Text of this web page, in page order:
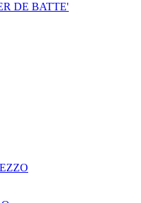
DE BATTE'